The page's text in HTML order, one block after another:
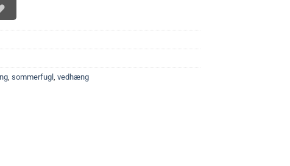
sommerfugl vedhæng